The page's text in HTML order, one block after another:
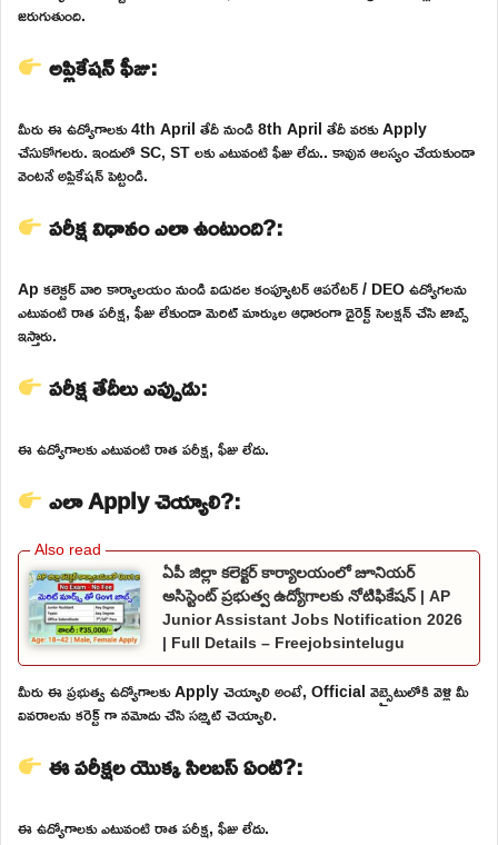
జరుగుతుంది.
అప్లికేషన్ ఫీజు:
మీరు ఈ ఉద్యోగాలకు 4th April తేదీ నుండి 8th April తేదీ వరకు Apply
చేసుకోగలరు. ఇందులో SC, ST లకు ఎటువంటి ఫీజు లేదు.. కావున ఆలస్యం చేయకుండా
వెంటనే అప్లికేషన్ పెట్టండి.
పరీక్ష విధానం ఎలా ఉంటుంది?:
Ap కలెక్టర్ వారి కార్యాలయం నుండి విడుదల కంప్యూటర్ ఆపరేటర్ / DEO ఉద్యోగలను
ఎటువంటి రాత పరీక్ష, ఫీజు లేకుండా మెరిట్ మార్కుల ఆధారంగా డైరెక్ట్ సెలక్షన్ చేసి జాబ్స్
ఇస్తారు.
పరీక్ష తేదీలు ఎప్పుడు:
ఈ ఉద్యోగాలకు ఎటువంటి రాత పరీక్ష, ఫీజు లేదు.
ఎలా Apply చెయ్యాలి?:
ఏపీ జిల్లా కలెక్టర్ కార్యాలయంలో జూనియర్
అసిస్టెంట్ ప్రభుత్వ ఉద్యోగాలకు నోటిఫికేషన్ | AP
Junior Assistant Jobs Notification 2026
| Full Details – Freejobsintelugu
మీరు ఈ ప్రభుత్వ ఉద్యోగాలకు Apply చెయ్యాలి అంటే, Official వెబ్సైటులోకి వెళ్లి మీ
వివరాలను కరెక్ట్ గా నమోదు చేసి సబ్మిట్ చెయ్యాలి.
ఈ పరీక్షల యొక్క సిలబస్ ఏంటి?:
ఈ ఉద్యోగాలకు ఎటువంటి రాత పరీక్ష, ఫీజు లేదు.